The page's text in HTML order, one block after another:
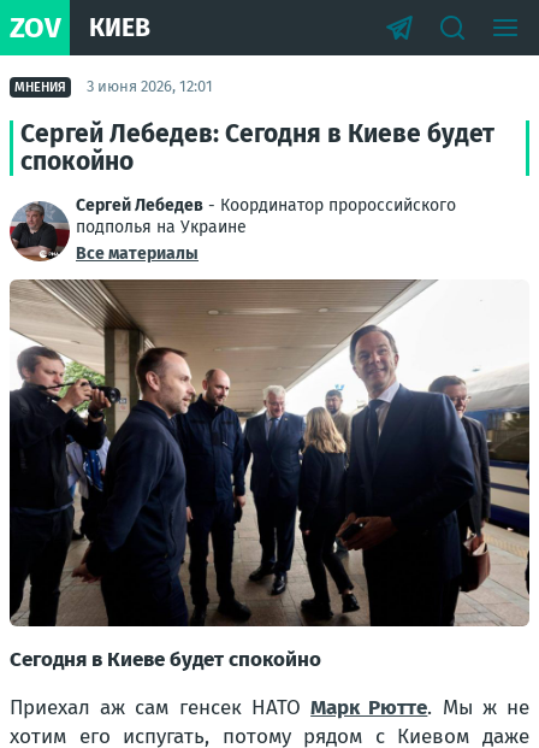
ZOV КИЕВ
МНЕНИЯ 3 июня 2026, 12:01
Сергей Лебедев: Сегодня в Киеве будет
спокойно
Сергей Лебедев - Координатор пророссийского
подполья на Украине
Все материалы
Сегодня в Киеве будет спокойно
Приехал аж сам генсек НАТОМарк Рютте. Мы ж не
хотим его испугать, потому рядом с Киевом даже